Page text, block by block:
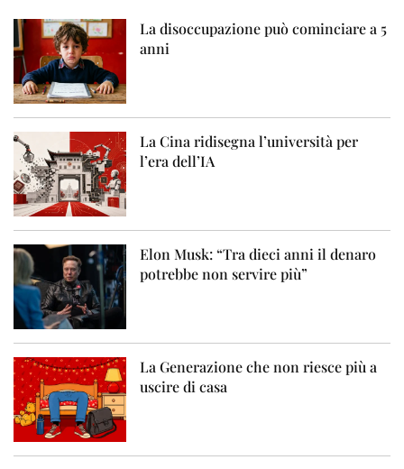
La disoccupazione può cominciare a 5
anni
La Cina ridisegna l’università per
l’era dell’IA
Elon Musk: “Tra dieci anni il denaro
potrebbe non servire più”
La Generazione che non riesce più a
uscire di casa